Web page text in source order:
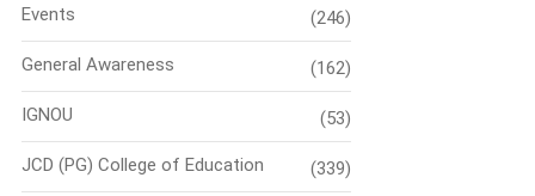
Events (246)
General Awareness (162)
IGNOU (53)
JCD (PG) College of Education (339)